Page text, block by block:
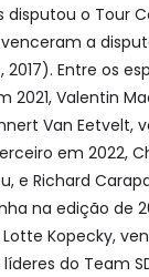
disputou o Tour
a
2017). Entre os
2021, Valentin
Van Eetvelt,
em 2022,
e Richard
na edição de
Kopecky,
do Team